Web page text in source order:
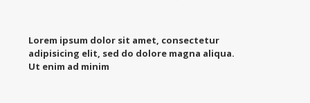
Lorem ipsum dolor sit amet, consectetur
adipisicing elit, sed do dolore magna aliqua.
Ut enim ad minim